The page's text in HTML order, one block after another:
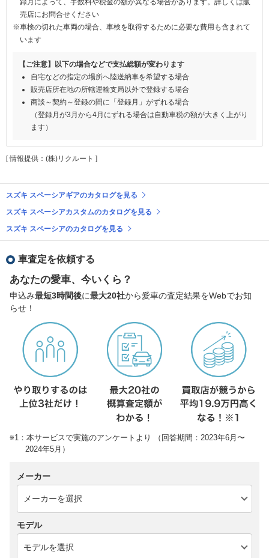
売店にお問合せください
※車検の切れた車両の場合、車検を取得するために必要な費用も含まれて
います
【ご注意】以下の場合などで支払総額が変わります
自宅などの指定の場所へ陸送納車を希望する場合
販売店所在地の所轄運輸支局以外で登録する場合
商談～契約～登録の間に「登録月」がずれる場合
（登録月が3月から4月にずれる場合は自動車税の額が大きく上がり
ます）
[ 情報提供：(株)リクルート ]
スズキ スペーシアギアのカタログを見る
スズキ スペーシアカスタムのカタログを見る
スズキ スペーシアのカタログを見る
車査定を依頼する
あなたの愛車、今いくら？
申込み最短3時間後に最大20社から愛車の査定結果をWebでお知
らせ！
※1：本サービスで実施のアンケートより （回答期間：2023年6月〜
2024年5月）
メーカー
モデル